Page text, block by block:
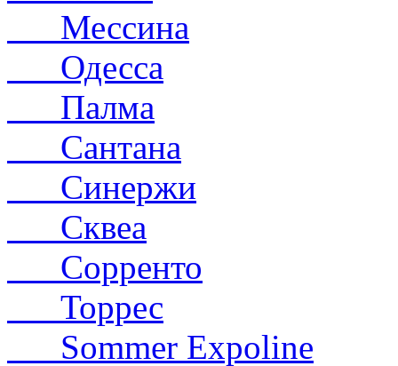
Мессина
Одесса
Палма
Сантана
Синержи
Сквеа
Сорренто
Торрес
Sommer Expoline